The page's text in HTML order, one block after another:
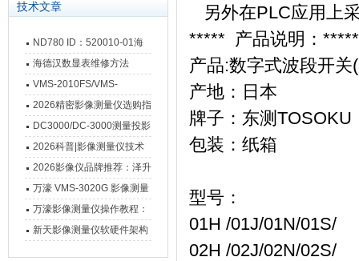
技术文章
ND780 ID：520010-01海
德汉数显表故障维修内容
海德汉数显表维修方法
VMS-2010FS/VMS-
3020FS/VMS-4030FS手动
影像测量仪技术参数
2026精密影像测量仪选购指
南 靠谱品牌一站式选型推荐
DC3000/DC-3000测量投影
仪万濠数据处理器数显表故
障维修方法
2026科普|影像测量仪技术
原理、分类及选型应用
2026影像仪品牌推荐：泽升
影像测量仪选型指南
万濠 VMS-3020G 影像测量
仪技术规格与应用解析
万濠影像测量仪操作教程：
从开机到出报告，新手也能
新天影像测量仪软硬件架构
另外在PLC应用上
***** 产品说明：
产品:数字式波段开
产地：日本
牌子：东测TOSOKU
包装：纸箱
型号：
01H /01J/01N/01S/
02H /02J/02N/02S/